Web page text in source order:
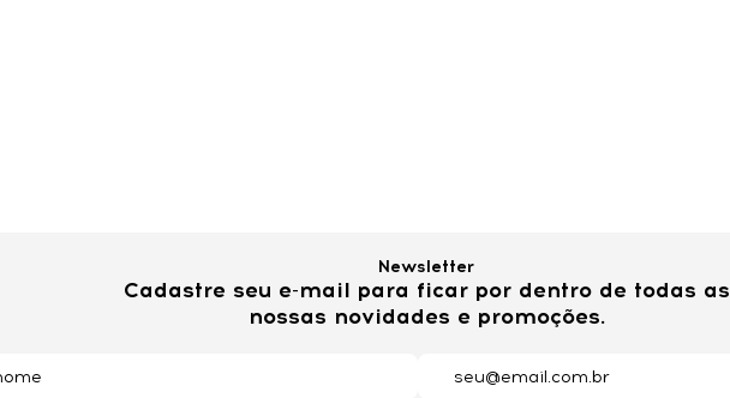
Newsletter
Cadastre seu e-mail para ficar por dentro de todas as
nossas novidades e promoções.